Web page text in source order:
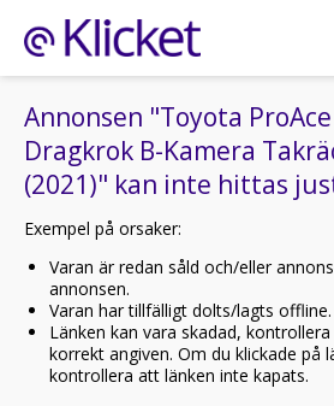
Annonsen "Toyota
Dragkrok B-Kamera
(2021)" kan inte hittas
Exempel på orsaker:
Varan är redan såld och/eller
annonsen.
Varan har tillfälligt dolts/lagts offline.
Länken kan vara skadad,
korrekt angiven. Om du klickade på
kontrollera att länken inte kapats.